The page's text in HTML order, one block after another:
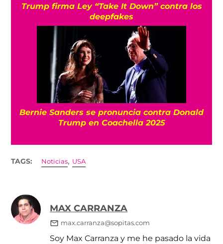
Trump firma Ley “Take It Down” contra los
deepfakes
Bernie Sanders se pronuncia contra Donald
Trump en Coachella 2025
TAGS: Noticias, USA
MAX CARRANZA
max.carranza@sopitas.com
Soy Max Carranza y me he pasado la vida